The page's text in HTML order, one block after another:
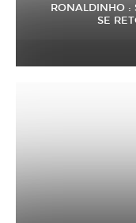
RONALDINHO :
SE